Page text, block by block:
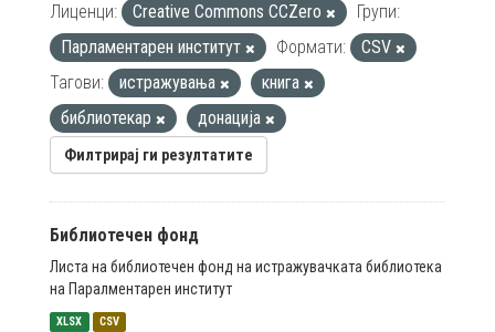
Лиценци: Creative Commons CCZero
Групи:
Парламентарен институт
Формати:
CSV
Тагови:
истражувања
книга
библиотекар
донација
Филтрирај ги резултатите
Библиотечен фонд
Листа на библиотечен фонд на истражувачката библиотека
на Паралментарен институт
XLSX CSV